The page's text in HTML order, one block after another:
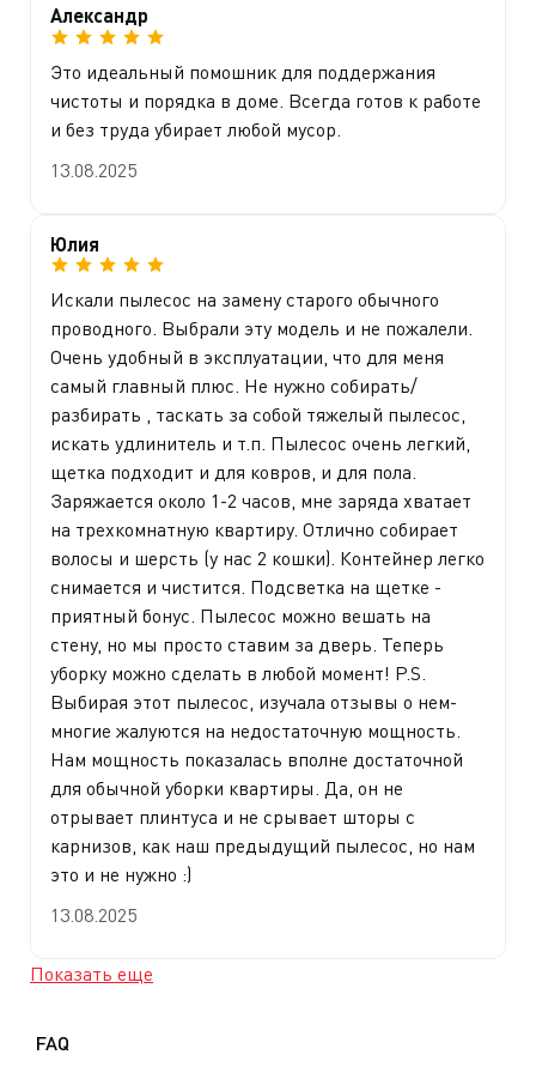
Александр
Это идеальный помошник для поддержания
чистоты и порядка в доме. Всегда готов к работе
и без труда убирает любой мусор.
13.08.2025
Юлия
Искали пылесос на замену старого обычного
проводного. Выбрали эту модель и не пожалели.
Очень удобный в эксплуатации, что для меня
самый главный плюс. Не нужно собирать/
разбирать , таскать за собой тяжелый пылесос,
искать удлинитель и т.п. Пылесос очень легкий,
щетка подходит и для ковров, и для пола.
Заряжается около 1-2 часов, мне заряда хватает
на трехкомнатную квартиру. Отлично собирает
волосы и шерсть (у нас 2 кошки). Контейнер легко
снимается и чистится. Подсветка на щетке -
приятный бонус. Пылесос можно вешать на
стену, но мы просто ставим за дверь. Теперь
уборку можно сделать в любой момент! P.S.
Выбирая этот пылесос, изучала отзывы о нем-
многие жалуются на недостаточную мощность.
Нам мощность показалась вполне достаточной
для обычной уборки квартиры. Да, он не
отрывает плинтуса и не срывает шторы с
карнизов, как наш предыдущий пылесос, но нам
это и не нужно :)
13.08.2025
Показать еще
FAQ